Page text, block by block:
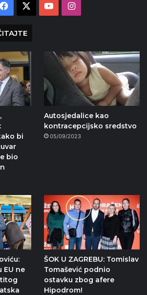
Facebook YouTubeInstagram
bi
bio
Autosjedalice kao
kontracepcijsko sredstvo
05/09/2023
EU ne
ŠOK U ZAGREBU: Tomislav
Tomašević podnio
ostavku zbog afere
Hipodrom!